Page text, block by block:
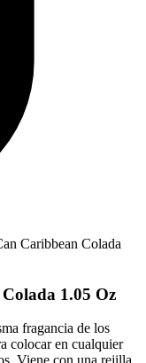
Caribbean Colada
1.05 Oz
fragancia de los
colocar en cualquier